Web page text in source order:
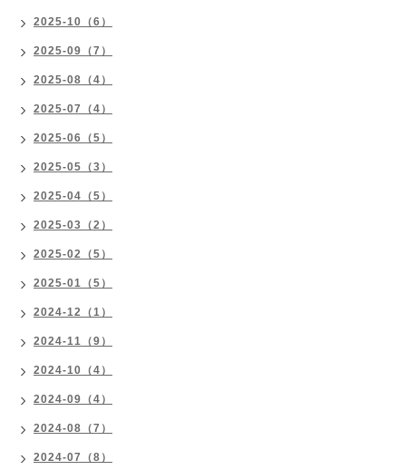
2025-10（6）
2025-09（7）
2025-08（4）
2025-07（4）
2025-06（5）
2025-05（3）
2025-04（5）
2025-03（2）
2025-02（5）
2025-01（5）
2024-12（1）
2024-11（9）
2024-10（4）
2024-09（4）
2024-08（7）
2024-07（8）